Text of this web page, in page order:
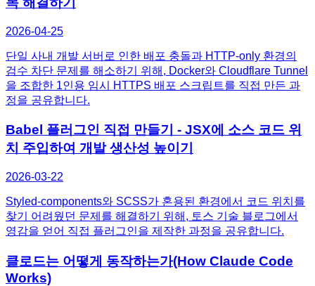
2026-04-25
단일 사내 개발 서버로 인한 배포 충돌과 HTTP-only 환경의
검수 차단 문제를 해소하기 위해, Docker와 Cloudflare Tunnel
을 조합한 1인용 임시 HTTPS 배포 스크립트를 직접 만든 과
정을 공유합니다.
Babel 플러그인 직접 만들기 - JSX에 소스 코드 위
치 주입하여 개발 생산성 높이기
2026-03-22
Styled-components와 SCSS가 혼용된 환경에서 코드 위치를
찾기 어려웠던 문제를 해결하기 위해, 토스 기술 블로그에서
영감을 얻어 직접 플러그인을 제작한 과정을 공유합니다.
클로드는 어떻게 동작하는가(How Claude Code
Works)